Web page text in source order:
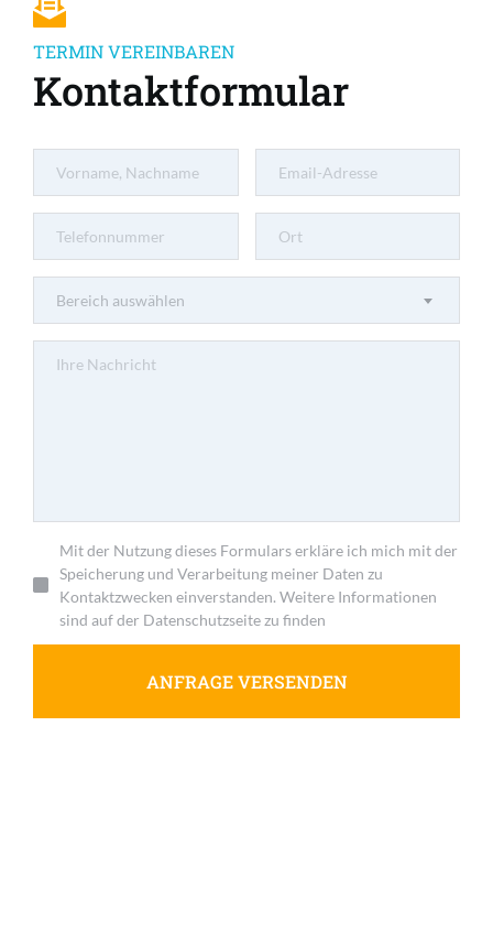
TERMIN VEREINBAREN
Kontaktformular
Bereich auswählen
Mit der Nutzung dieses Formulars erkläre ich mich mit der
Speicherung und Verarbeitung meiner Daten zu
Kontaktzwecken einverstanden. Weitere Informationen
sind auf der Datenschutzseite zu finden
ANFRAGE VERSENDEN